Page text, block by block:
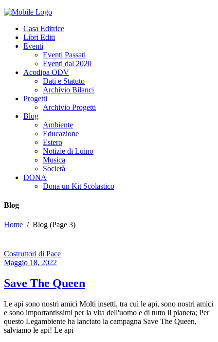
Casa Editrice
Libri Editi
Eventi
Eventi Passati
Eventi dal 2020
Acodipa ODV
Dati e Statuto
Archivio Bilanci
Progetti
Archivio Progetti
Blog
Ambiente
Educazione
Estero
Notizie di Luino
Musica
Società
DONA
Dona un Kit Scolastico
Blog
Home / Blog (Page 3)
Costruttori di Pace
Maggio 18, 2022
Save The Queen
Le api sono nostri amici Molti insetti, tra cui le api, sono nostri amici
e sono importantissimi per la vita dell'uomo e di tutto il pianeta; Per
questo Legambiente ha lanciato la campagna Save The Queen,
salviamo le api! Le api